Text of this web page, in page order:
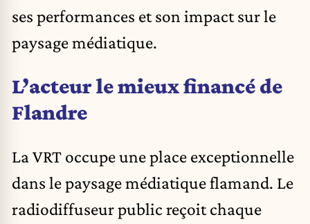
ses performances et son impact sur le
paysage médiatique.
L’acteur le mieux financé de
Flandre
La VRT occupe une place exceptionnelle
dans le paysage médiatique flamand. Le
radiodiffuseur public reçoit chaque